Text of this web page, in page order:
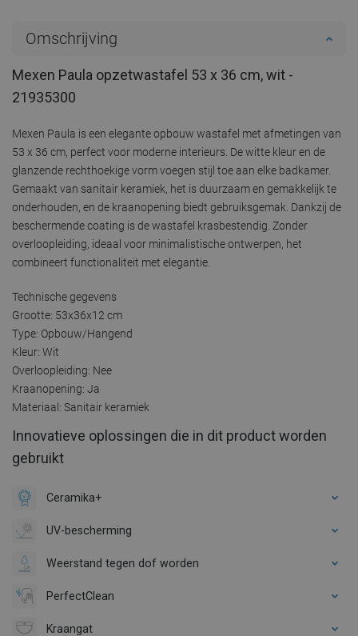
Omschrijving
Mexen Paula opzetwastafel 53 x 36 cm, wit -
21935300
Mexen Paula is een elegante opbouw wastafel met afmetingen van
53 x 36 cm, perfect voor moderne interieurs. De witte kleur en de
glanzende rechthoekige vorm voegen stijl toe aan elke badkamer.
Gemaakt van sanitair keramiek, het is duurzaam en gemakkelijk te
onderhouden, en de kraanopening biedt gebruiksgemak. Dankzij de
beschermende coating is de wastafel krasbestendig. Zonder
overloopleiding, ideaal voor minimalistische ontwerpen, het
combineert functionaliteit met elegantie.
Technische gegevens
Grootte: 53x36x12 cm
Type: Opbouw/Hangend
Kleur: Wit
Overloopleiding: Nee
Kraanopening: Ja
Materiaal: Sanitair keramiek
Innovatieve oplossingen die in dit product worden
gebruikt
Ceramika+
UV-bescherming
Weerstand tegen dof worden
PerfectClean
Kraangat